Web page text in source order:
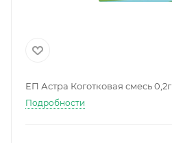
ЕП Астра Коготковая смесь 0,2г
Подробности